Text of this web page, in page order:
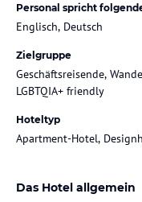
Personal spricht
Englisch, Deutsch
Zielgruppe
Geschäftsreisende,
LGBTQIA+ friendly
Hoteltyp
Apartment-Hotel,
Das Hotel allgemein